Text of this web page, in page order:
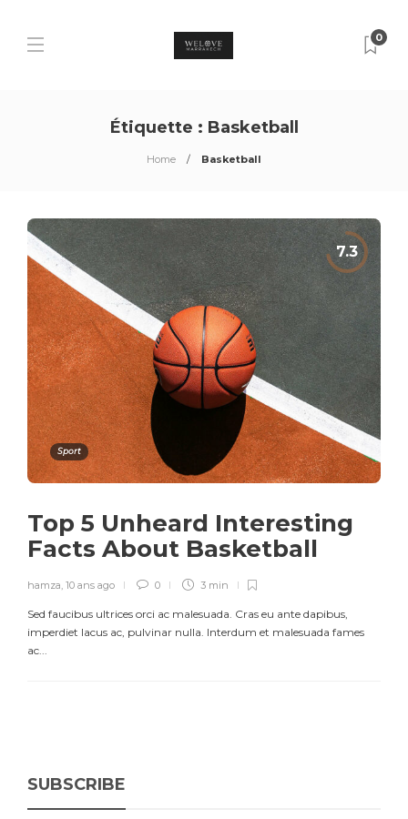
0
Étiquette : Basketball
Home Basketball
Sport
Top 5 Unheard Interesting
Facts About Basketball
hamza, 10 ans ago 0 3 min
Sed faucibus ultrices orci ac malesuada. Cras eu ante dapibus,
imperdiet lacus ac, pulvinar nulla. Interdum et malesuada fames
ac...
SUBSCRIBE